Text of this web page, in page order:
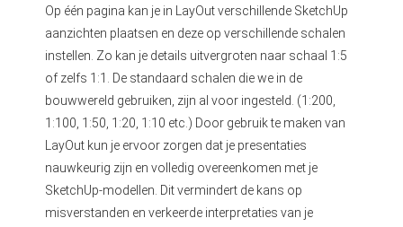
Op één pagina kan je in LayOut verschillende SketchUp
aanzichten plaatsen en deze op verschillende schalen
instellen. Zo kan je details uitvergroten naar schaal 1:5
of zelfs 1:1. De standaard schalen die we in de
bouwwereld gebruiken, zijn al voor ingesteld. (1:200,
1:100, 1:50, 1:20, 1:10 etc.) Door gebruik te maken van
LayOut kun je ervoor zorgen dat je presentaties
nauwkeurig zijn en volledig overeenkomen met je
SketchUp-modellen. Dit vermindert de kans op
misverstanden en verkeerde interpretaties van je